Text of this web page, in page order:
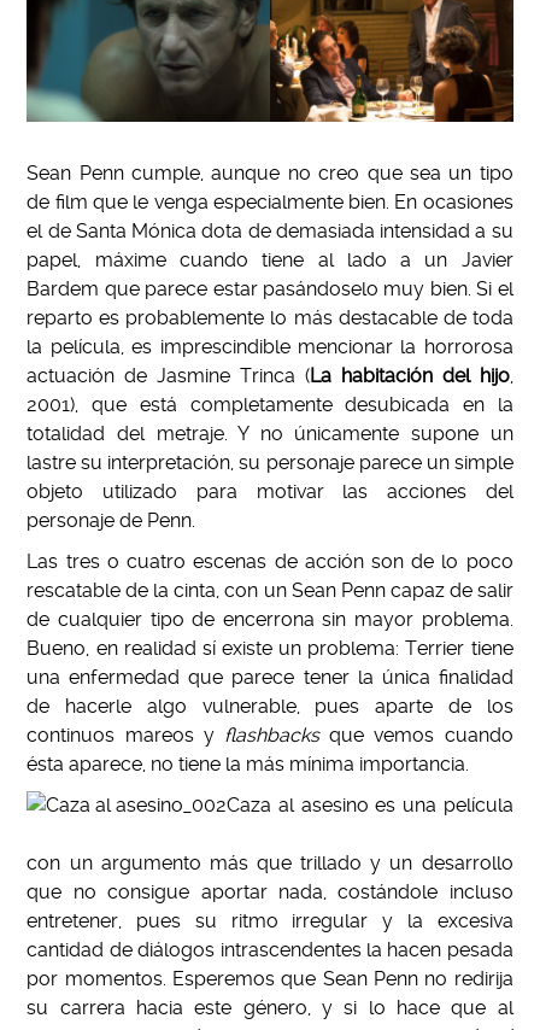
Sean Penn cumple, aunque no creo que sea un tipo
de film que le venga especialmente bien. En ocasiones
el de Santa Mónica dota de demasiada intensidad a su
papel, máxime cuando tiene al lado a un Javier
Bardem que parece estar pasándoselo muy bien. Si el
reparto es probablemente lo más destacable de toda
la película, es imprescindible mencionar la horrorosa
actuación de Jasmine Trinca (La habitación del hijo,
2001), que está completamente desubicada en la
totalidad del metraje. Y no únicamente supone un
lastre su interpretación, su personaje parece un simple
objeto utilizado para motivar las acciones del
personaje de Penn.
Las tres o cuatro escenas de acción son de lo poco
rescatable de la cinta, con un Sean Penn capaz de salir
de cualquier tipo de encerrona sin mayor problema.
Bueno, en realidad sí existe un problema: Terrier tiene
una enfermedad que parece tener la única finalidad
de hacerle algo vulnerable, pues aparte de los
continuos mareos y flashbacksque vemos cuando
ésta aparece, no tiene la más mínima importancia.
Caza al asesino es una película
con un argumento más que trillado y un desarrollo
que no consigue aportar nada, costándole incluso
entretener, pues su ritmo irregular y la excesiva
cantidad de diálogos intrascendentes la hacen pesada
por momentos. Esperemos que Sean Penn no redirija
su carrera hacia este género, y si lo hace que al